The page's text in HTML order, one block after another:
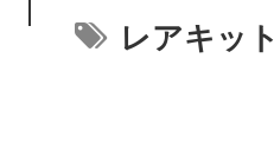
レアキット